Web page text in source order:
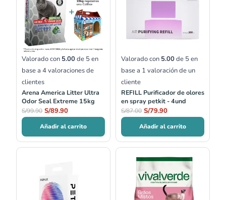
Valorado con 5.00de 5 en
base a 4valoraciones de
clientes
Arena America Litter Ultra
Odor Seal Extreme 15kg
S/99.90
era:
S/99.90.
S/89.90
S/89.90.
Añadir al carrito
Valorado con 5.00de 5 en
base a 1 valoración de un
cliente
REFILL Purificador de olores
en spray petkit - 4und
S/87.00
S/87.00.
S/79.90
S/79.90.
Añadir al carrito
de
precios:
desde